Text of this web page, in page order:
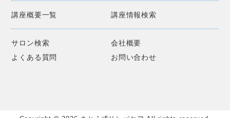
講座概要一覧 講座情報検索
サロン検索
会社概要
よくある質問
お問い合わせ